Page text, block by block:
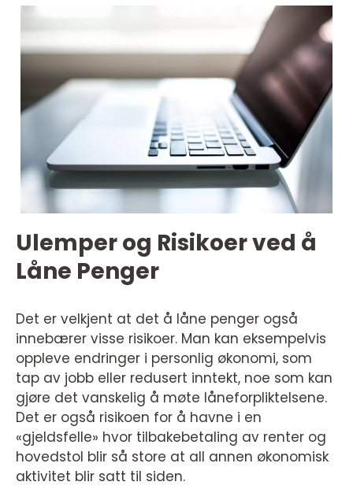
Ulemper og Risikoer ved å
Låne Penger
Det er velkjent at det å låne penger også
innebærer visse risikoer. Man kan eksempelvis
oppleve endringer i personlig økonomi, som
tap av jobb eller redusert inntekt, noe som kan
gjøre det vanskelig å møte låneforpliktelsene.
Det er også risikoen for å havne i en
«gjeldsfelle» hvor tilbakebetaling av renter og
hovedstol blir så store at all annen økonomisk
aktivitet blir satt til siden.